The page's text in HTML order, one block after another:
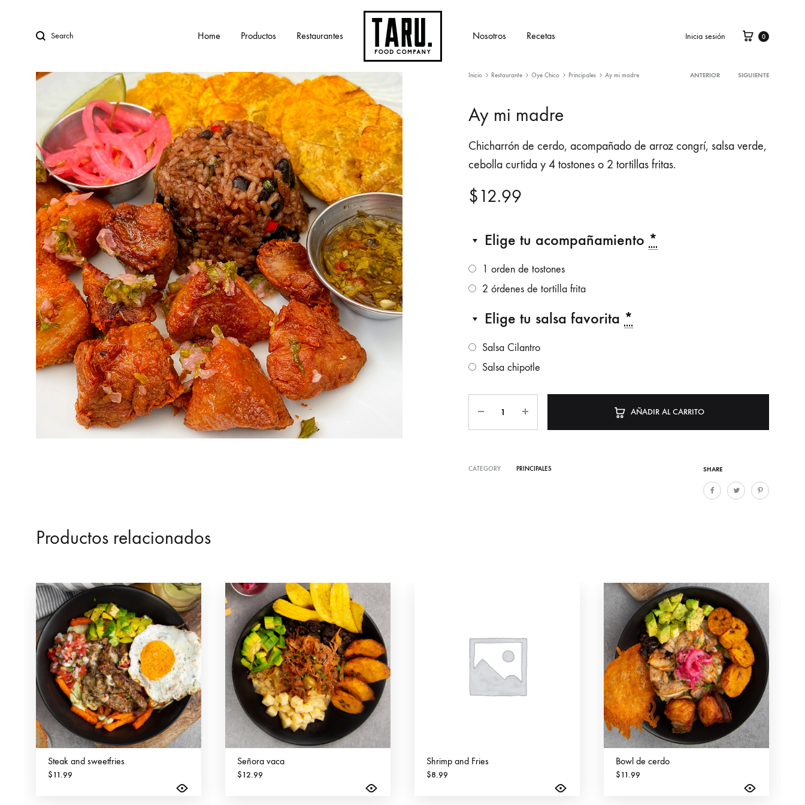
SS2018
Dresses
Accessories
Footwear
Sweatshirt
Home Productos Restaurantes
Taru
Food
company
Nosotros Recetas Inicia sesión 0
Inicio Restaurante Oye Chico Principales Ay mi madre ANTERIOR SIGUIENTE
Ay mi madre
Chicharrón de cerdo, acompañado de arroz congrí, salsa verde,
cebolla curtida y 4 tostones o 2 tortillas fritas.
$12.99
Elige tu acompañamiento *
1 orden de tostones
2 órdenes de tortilla frita
Elige tu salsa favorita *
Salsa Cilantro
Salsa chipotle
AÑADIR AL CARRITO
SHARE
CATEGORY PRINCIPALES
Productos relacionados
Steak and sweetfries
$11.99
Señora vaca
$12.99
Shrimp and Fries
$8.99
Bowl de cerdo
$11.99